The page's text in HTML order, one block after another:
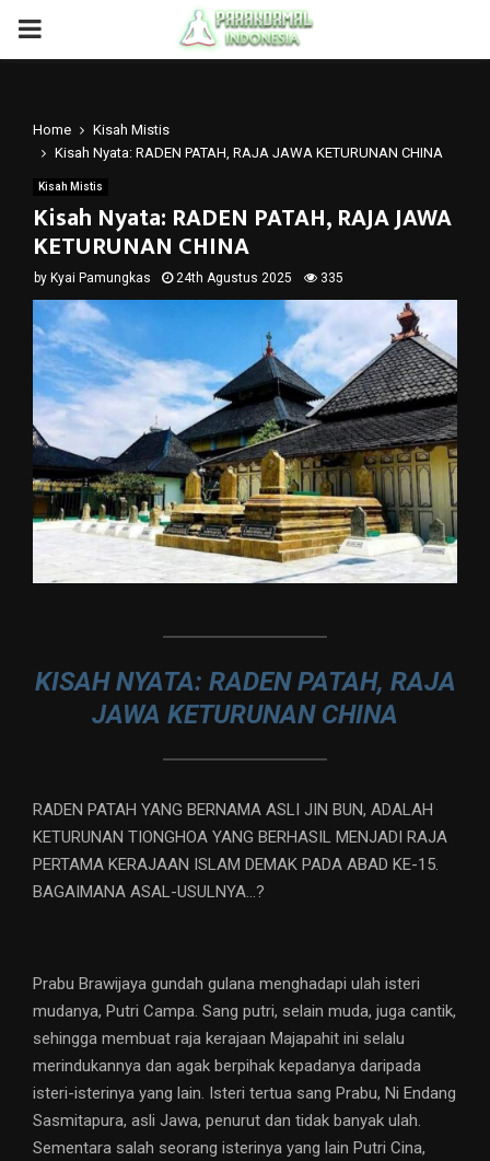
PRIMARY
Home
Kisah Mistis
Kisah Nyata: RADEN PATAH, RAJA JAWA KETURUNAN CHINA
Kisah Mistis
Kisah Nyata: RADEN PATAH, RAJA JAWA
KETURUNAN CHINA
by Kyai Pamungkas 24th Agustus 2025 335
KISAH NYATA: RADEN PATAH, RAJA
JAWA KETURUNAN CHINA
RADEN PATAH YANG BERNAMA ASLI JIN BUN, ADALAH
KETURUNAN TIONGHOA YANG BERHASIL MENJADI RAJA
PERTAMA KERAJAAN ISLAM DEMAK PADA ABAD KE-15.
BAGAIMANA ASAL-USULNYA…?
Prabu Brawijaya gundah gulana menghadapi ulah isteri
mudanya, Putri Campa. Sang putri, selain muda, juga cantik,
sehingga membuat raja kerajaan Majapahit ini selalu
merindukannya dan agak berpihak kepadanya daripada
isteri-isterinya yang lain. Isteri tertua sang Prabu, Ni Endang
Sasmitapura, asli Jawa, penurut dan tidak banyak ulah.
Sementara salah seorang isterinya yang lain Putri Cina,